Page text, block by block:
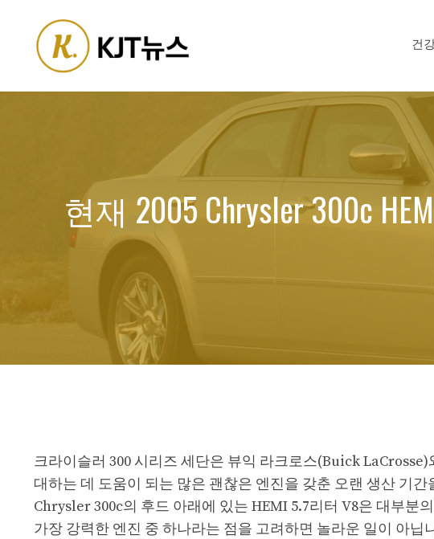
content
건
현재 2005 Chrysler 300c
크라이슬러 300 시리즈 세단은 뷰익 라크로스(Buick
대하는 데 도움이 되는 많은 괜찮은 엔진을 갖춘 오랜 생산 기
Chrysler 300c의 후드 아래에 있는 HEMI 5.7리터 V8은 대부분
가장 강력한 엔진 중 하나라는 점을 고려하면 놀라운 일이 아닙